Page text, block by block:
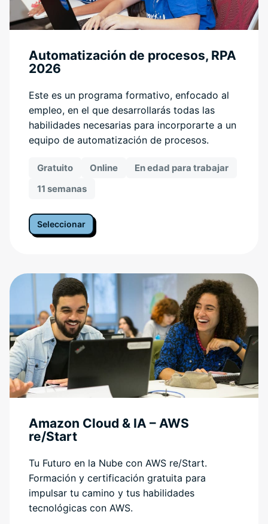
Automatización de procesos, RPA
2026
Este es un programa formativo, enfocado al
empleo, en el que desarrollarás todas las
habilidades necesarias para incorporarte a un
equipo de automatización de procesos.
Gratuito Online
En edad para trabajar
11 semanas
Seleccionar
Amazon Cloud & IA – AWS
re/Start
Tu Futuro en la Nube con AWS re/Start.
Formación y certificación gratuita para
impulsar tu camino y tus habilidades
tecnológicas con AWS.